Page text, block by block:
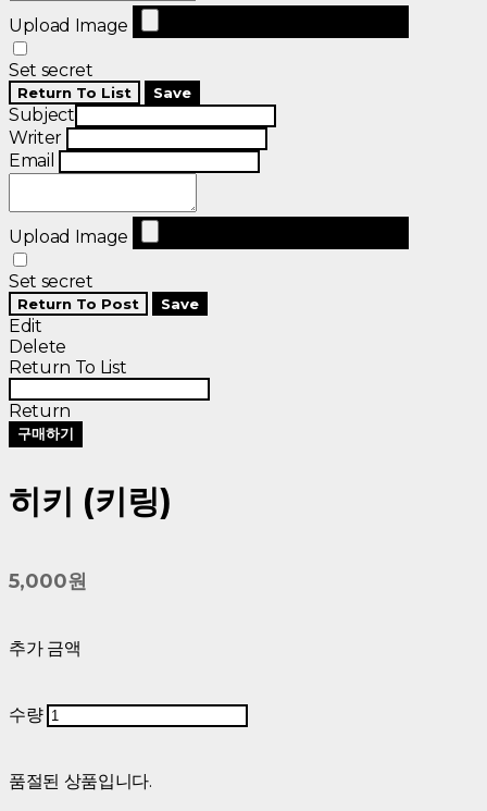
Upload Image
Set secret
Return To List Save
Subject
Writer
Email
Upload Image
Set secret
Return To Post Save
Edit
Delete
Return To List
Return
구매하기
히키 (키링)
5,000원
추가 금액
수량
품절된 상품입니다.